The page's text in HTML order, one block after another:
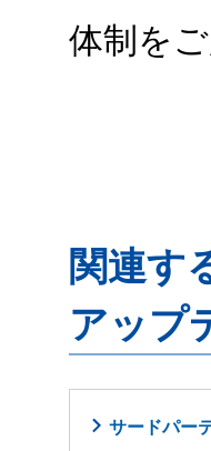
体制を
関連す
アップ
サードパー